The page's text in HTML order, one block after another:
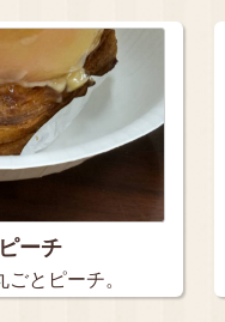
ーチ
とピーチ。